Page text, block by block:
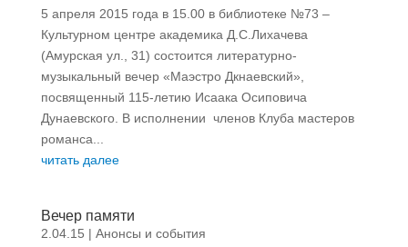
5 апреля 2015 года в 15.00 в библиотеке №73 –
Культурном центре академика Д.С.Лихачева
(Амурская ул., 31) состоится литературно-
музыкальный вечер «Маэстро Дкнаевский»,
посвященный 115-летию Исаака Осиповича
Дунаевского. В исполнении членов Клуба мастеров
романса...
читать далее
Вечер памяти
2.04.15 | Анонсы и события